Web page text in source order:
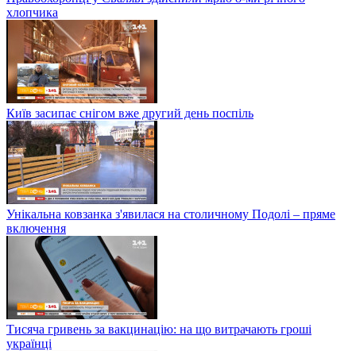
хлопчика
Київ засипає снігом вже другий день поспіль
Унікальна ковзанка з'явилася на столичному Подолі – пряме
включення
Тисяча гривень за вакцинацію: на що витрачають гроші
українці